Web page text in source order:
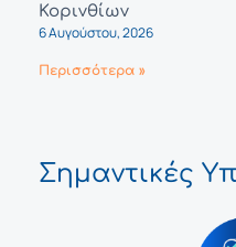
Κορινθίων
6 Αυγούστου, 2026
Περισσότερα »
Σημαντικές